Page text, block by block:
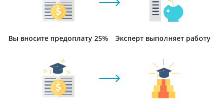
Вы вносите предоплату 25% Эксперт выполняет работу